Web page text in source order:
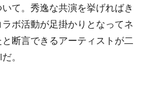
て。秀逸な共演を挙げればき
ボ活動が足掛かりとなってネ
断言できるアーティストが二
。